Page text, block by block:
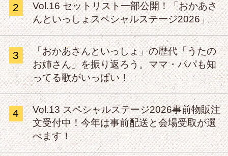
2
Vol.16 セットリスト一部公開！「おかあさ
んといっしょスペシャルステージ2026」
3
「おかあさんといっしょ」の歴代「うたの
お姉さん」を振り返ろう。ママ・パパも知
ってる歌がいっぱい！
4
Vol.13 スペシャルステージ2026事前物販注
文受付中！今年は事前配送と会場受取が選
べます！